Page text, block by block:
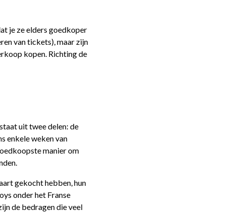
je ze elders goedkoper
van tickets), maar zijn
kopen. Richting de
uit twee delen: de
enkele weken van
manier om
gekocht hebben, hun
onder het Franse
de bedragen die veel